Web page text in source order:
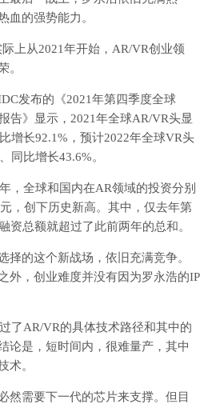
血的强势能力。
上从2021年开始，AR/VR创业领
。
发布的《2021年第四季度全球
告》显示，2021年全球AR/VR头显
增长92.1%，预计2022年全球VR头
同比增长43.6%。
，全球和国内在AR领域的投资分别
，创下历史新高。其中，仅去年第
资总额就超过了此前两年的总和。
择的这个新战场，依旧充满竞争。
外，创业难度并没有因为罗永浩的IP
了AR/VR的具体技术路径和其中的
论是，短时间内，很难量产，其中
术。
然需要下一代的芯片来支撑。但目